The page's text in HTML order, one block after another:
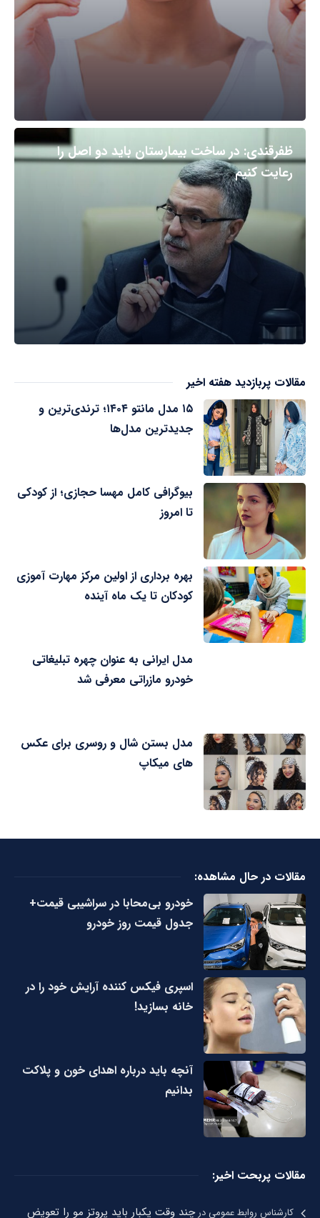
ظفرقندی: در ساخت بیمارستان باید دو اصل را
رعایت کنیم
مقالات پربازدید هفته اخیر
۱۵ مدل مانتو ۱۴۰۴؛ ترندی‌ترین و
جدیدترین مدل‌ها
بیوگرافی کامل مهسا حجازی؛ از کودکی
تا امروز
بهره برداری از اولین مرکز مهارت آموزی
کودکان تا یک ماه آینده
مدل ایرانی به عنوان چهره تبلیغاتی
خودرو مازراتی معرفی شد
مدل بستن شال و روسری برای عکس
های میکاپ
مقالات در حال مشاهده:
خودرو بی‌محابا در سراشیبی قیمت+
جدول قیمت روز خودرو
اسپری فیکس کننده آرایش خود را در
خانه بسازید!
آنچه باید درباره اهدای خون و پلاکت
بدانیم
مقالات پربحت اخیر:
کارشناس روابط عمومیدرچند وقت یکبار باید پروتز مو را تعویض